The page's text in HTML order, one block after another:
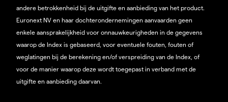
andere betrokkenheid bij de uitgifte en aanbieding van het product.
Euronext NV en haar dochterondernemingen aanvaarden geen
enkele aansprakelijkheid voor onnauwkeurigheden in de gegevens
waarop de Index is gebaseerd, voor eventuele fouten, fouten of
weglatingen bij de berekening en/of verspreiding van de Index, of
voor de manier waarop deze wordt toegepast in verband met de
uitgifte en aanbieding daarvan.